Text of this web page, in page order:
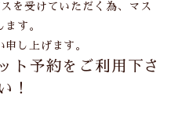
を受けていただく為、マス
す。
し上げます。
ト予約をご利用下さ
！